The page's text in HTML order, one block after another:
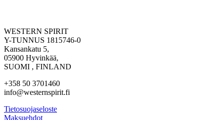
WESTERN SPIRIT
Y-TUNNUS 1815746-0
Kansankatu 5,
05900 Hyvinkää,
SUOMI , FINLAND
+358 50 3701460
info@westernspirit.fi
Tietosuojaseloste
Maksuehdot